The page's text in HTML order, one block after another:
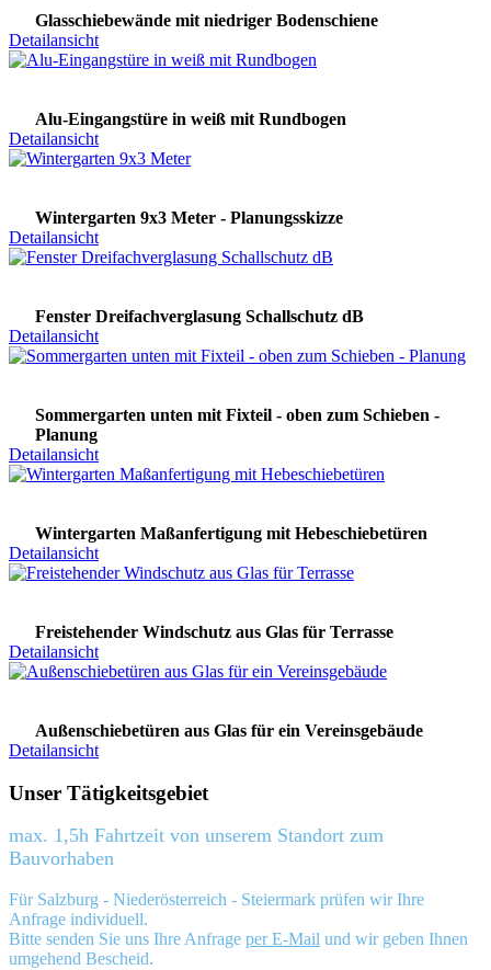
Glasschiebewände mit niedriger Bodenschiene
Detailansicht
Alu-Eingangstüre in weiß mit Rundbogen
Detailansicht
Wintergarten 9x3 Meter - Planungsskizze
Detailansicht
Fenster Dreifachverglasung Schallschutz dB
Detailansicht
Sommergarten unten mit Fixteil - oben zum Schieben -
Planung
Detailansicht
Wintergarten Maßanfertigung mit Hebeschiebetüren
Detailansicht
Freistehender Windschutz aus Glas für Terrasse
Detailansicht
Außenschiebetüren aus Glas für ein Vereinsgebäude
Detailansicht
Unser Tätigkeitsgebiet
max. 1,5h Fahrtzeit von unserem Standort zum
Bauvorhaben
Für Salzburg - Niederösterreich - Steiermark prüfen wir Ihre
Anfrage individuell.
Bitte senden Sie uns Ihre Anfrage per E-Mail und wir geben Ihnen
umgehend Bescheid.